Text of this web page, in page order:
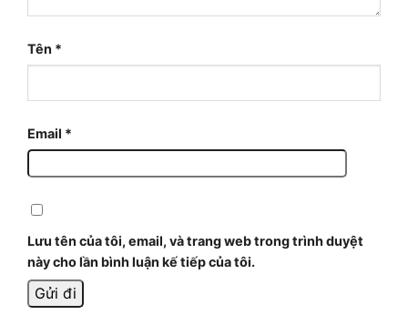
Tên *
Email *
Lưu tên của tôi, email, và trang web trong trình duyệt
này cho lần bình luận kế tiếp của tôi.